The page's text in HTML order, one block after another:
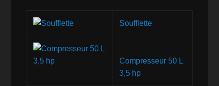
Soufflette
Compresseur 50 L
3,5 hp